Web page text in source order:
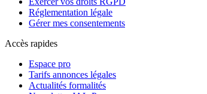
Réglementation légale
Gérer mes consentements
Accès rapides
Espace pro
Tarifs annonces légales
Actualités formalités